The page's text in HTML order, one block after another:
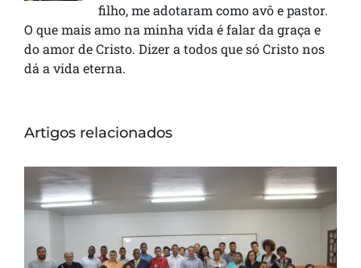
filho, me adotaram como avô e pastor.
O que mais amo na minha vida é falar da graça e
do amor de Cristo. Dizer a todos que só Cristo nos
dá a vida eterna.
Artigos relacionados